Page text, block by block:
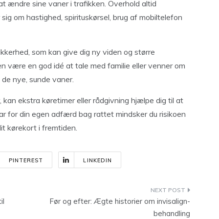
ændre sine vaner i trafikken. Overhold altid
om hastighed, spirituskørsel, brug af mobiltelefon
som kan give dig ny viden og større
være en god idé at tale med familie eller venner om
nye, sunde vaner.
ekstra køretimer eller rådgivning hjælpe dig til at
for din egen adfærd bag rattet mindsker du risikoen
kørekort i fremtiden.
PINTEREST LINKEDIN
Før og efter: Ægte historier om invisalign-
behandling